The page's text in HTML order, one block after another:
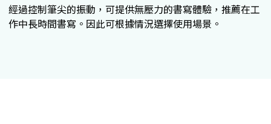
經過控制筆尖的振動，可提供無壓力的書寫體驗，推薦在工
作中長時間書寫。因此可根據情況選擇使用場景。